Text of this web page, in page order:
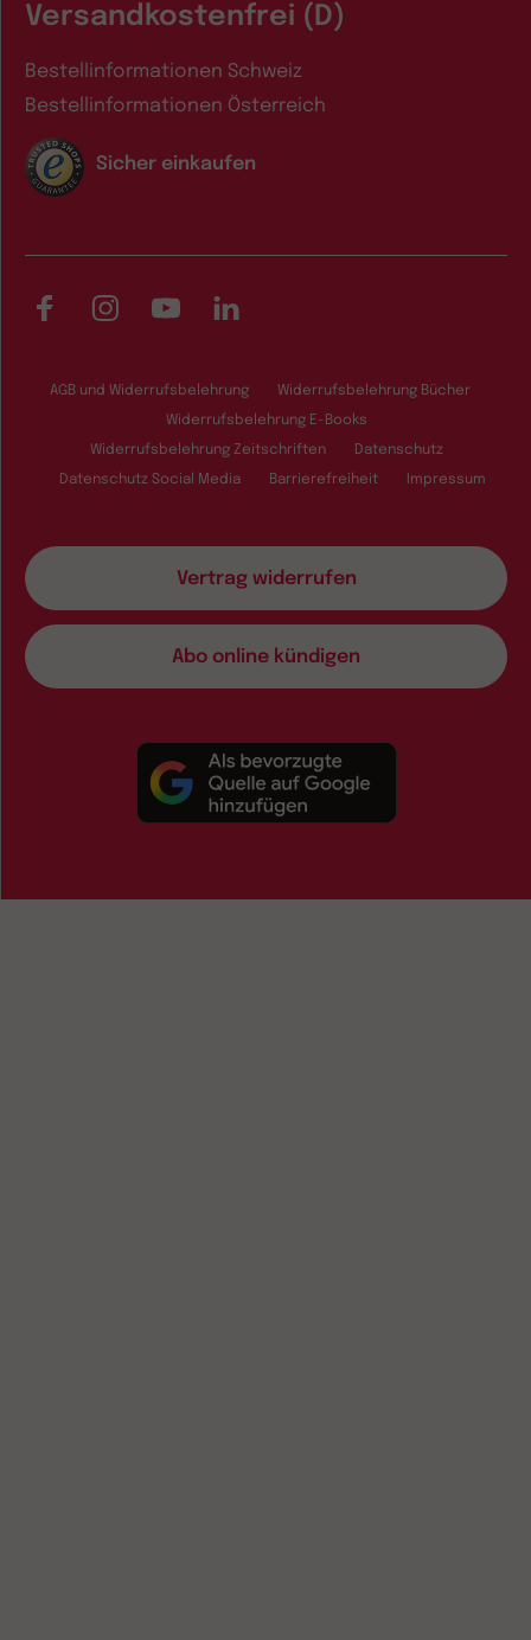
Versandkostenfrei (D)
Bestellinformationen Schweiz
Bestellinformationen Österreich
Sicher einkaufen
FacebookInstagramYouTubeLinkedIn
AGB und Widerrufsbelehrung Widerrufsbelehrung Bücher
Widerrufsbelehrung E-Books
Widerrufsbelehrung Zeitschriften Datenschutz
Datenschutz Social Media Barrierefreiheit Impressum
Vertrag widerrufen
Abo online kündigen